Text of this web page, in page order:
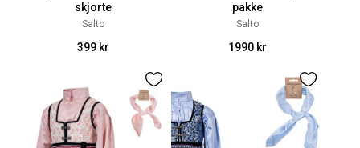
skjorte
Salto
399 kr
pakke
Salto
1990 kr